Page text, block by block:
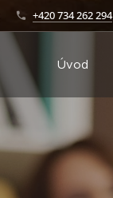
+420 734 262 294
Úvod